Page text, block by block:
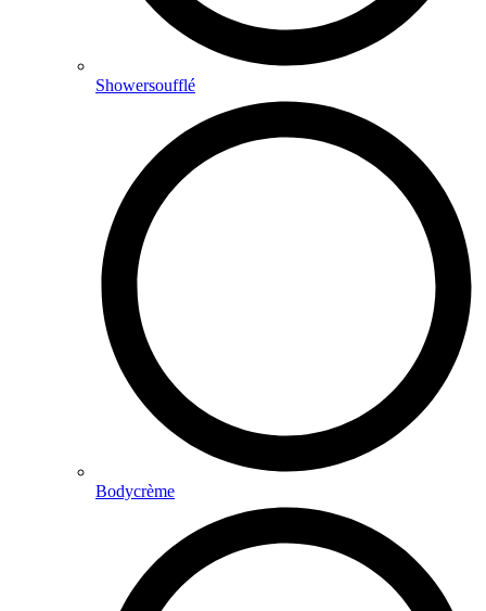
Showersoufflé
Bodycrème